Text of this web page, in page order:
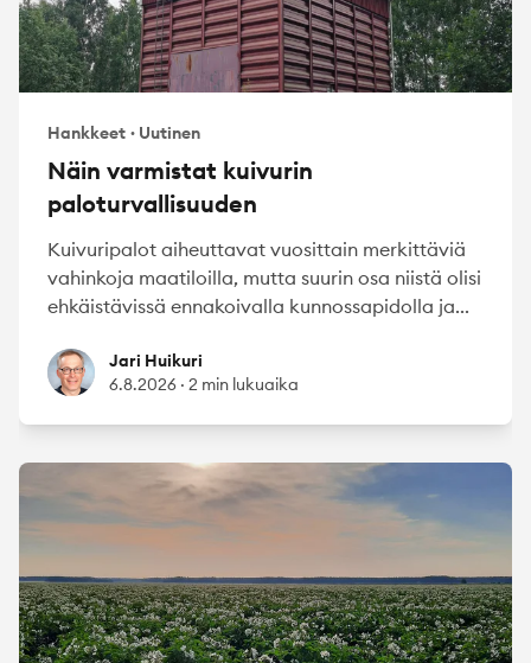
Hankkeet · Uutinen
Näin varmistat kuivurin
paloturvallisuuden
Kuivuripalot aiheuttavat vuosittain merkittäviä
vahinkoja maatiloilla, mutta suurin osa niistä olisi
ehkäistävissä ennakoivalla kunnossapidolla ja...
Jari HuikuriJari Huikuri
6.8.2026 · 2 min lukuaika